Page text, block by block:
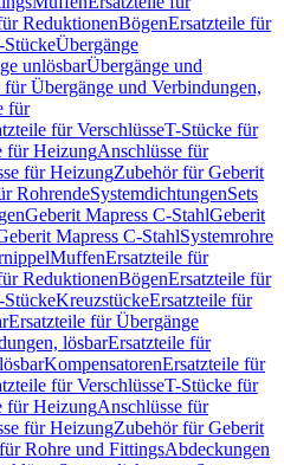
ReduktionenBögenErsatzteile für
Übergänge
unlösbarÜbergänge und
für Übergänge und Verbindungen,
für
für VerschlüsseT-Stücke für
für HeizungAnschlüsse für
für HeizungZubehör für Geberit
RohrendeSystemdichtungenSets
Geberit Mapress C-StahlGeberit
Mapress C-StahlSystemrohre
MuffenErsatzteile für
ReduktionenBögenErsatzteile für
KreuzstückeErsatzteile für
Ersatzteile für Übergänge
lösbarErsatzteile für
KompensatorenErsatzteile für
für VerschlüsseT-Stücke für
für HeizungAnschlüsse für
für HeizungZubehör für Geberit
Rohre und FittingsAbdeckungen